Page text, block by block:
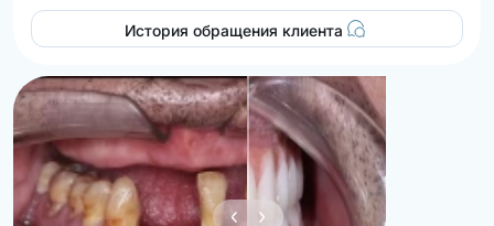
История обращения клиента